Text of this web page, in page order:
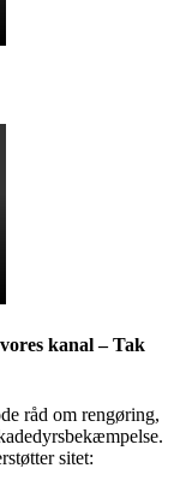
kanal – Tak
råd om rengøring,
sitet: